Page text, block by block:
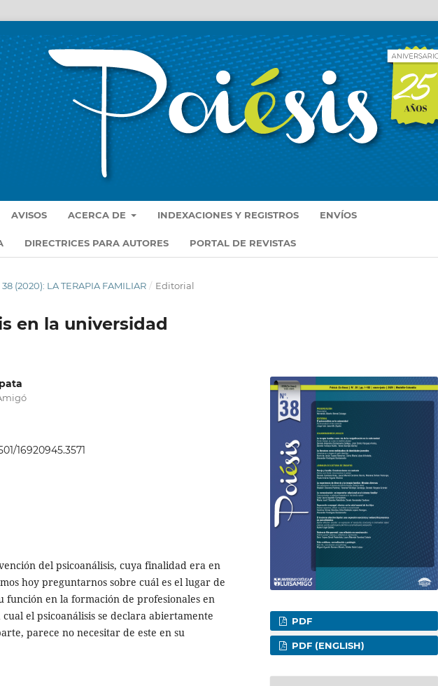
AVISOS ACERCA DE INDEXACIONES Y REGISTROS ENVÍOS
DIRECTRICES PARA AUTORES PORTAL DE REVISTAS
(2020): LA TERAPIA FAMILIAR / Editorial
en la universidad
16920945.3571
del psicoanálisis, cuya finalidad era en
hoy preguntarnos sobre cuál es el lugar de
función en la formación de profesionales en
el psicoanálisis se declara abiertamente
parece no necesitar de este en su
PDF
PDF (ENGLISH)